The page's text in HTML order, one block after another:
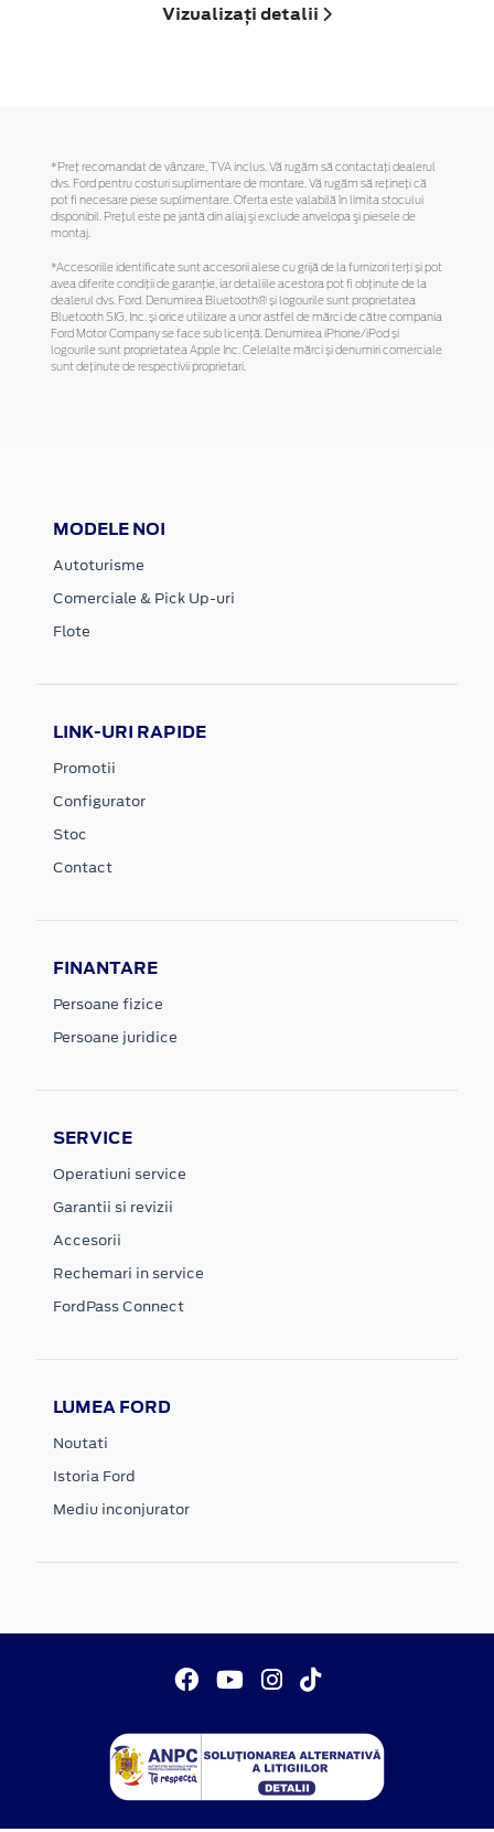
Vizualizați detalii
*Preţ recomandat de vânzare, TVA inclus. Vă rugăm să contactaţi dealerul
dvs. Ford pentru costuri suplimentare de montare. Vă rugăm să reţineţi că
pot fi necesare piese suplimentare. Oferta este valabilă în limita stocului
disponibil. Preţul este pe jantă din aliaj şi exclude anvelopa şi piesele de
montaj.
*Accesoriile identificate sunt accesorii alese cu grijă de la furnizori terți și pot
avea diferite condiții de garanție, iar detaliile acestora pot fi obținute de la
dealerul dvs. Ford. Denumirea Bluetooth® și logourile sunt proprietatea
Bluetooth SIG, Inc. și orice utilizare a unor astfel de mărci de către compania
Ford Motor Company se face sub licență. Denumirea iPhone/iPod și
logourile sunt proprietatea Apple Inc. Celelalte mărci și denumiri comerciale
sunt deținute de respectivii proprietari.
MODELE NOI
Autoturisme
Comerciale & Pick Up-uri
Flote
LINK-URI RAPIDE
Promotii
Configurator
Stoc
Contact
FINANTARE
Persoane fizice
Persoane juridice
SERVICE
Operatiuni service
Garantii si revizii
Accesorii
Rechemari in service
FordPass Connect
LUMEA FORD
Noutati
Istoria Ford
Mediu inconjurator